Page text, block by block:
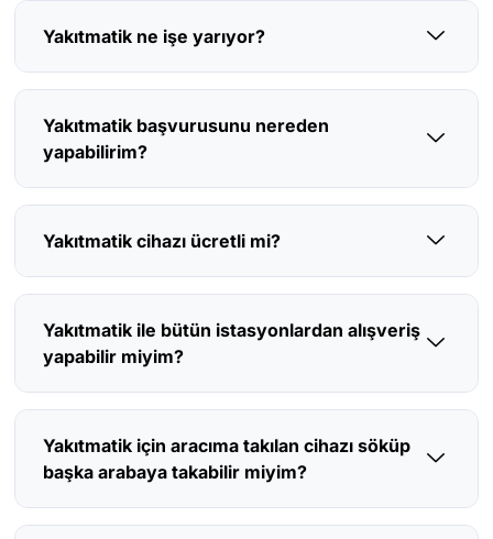
Yakıtmatik ne işe yarıyor?
Yakıtmatik başvurusunu nereden
yapabilirim?
Yakıtmatik cihazı ücretli mi?
Yakıtmatik ile bütün istasyonlardan alışveriş
yapabilir miyim?
Yakıtmatik için aracıma takılan cihazı söküp
başka arabaya takabilir miyim?